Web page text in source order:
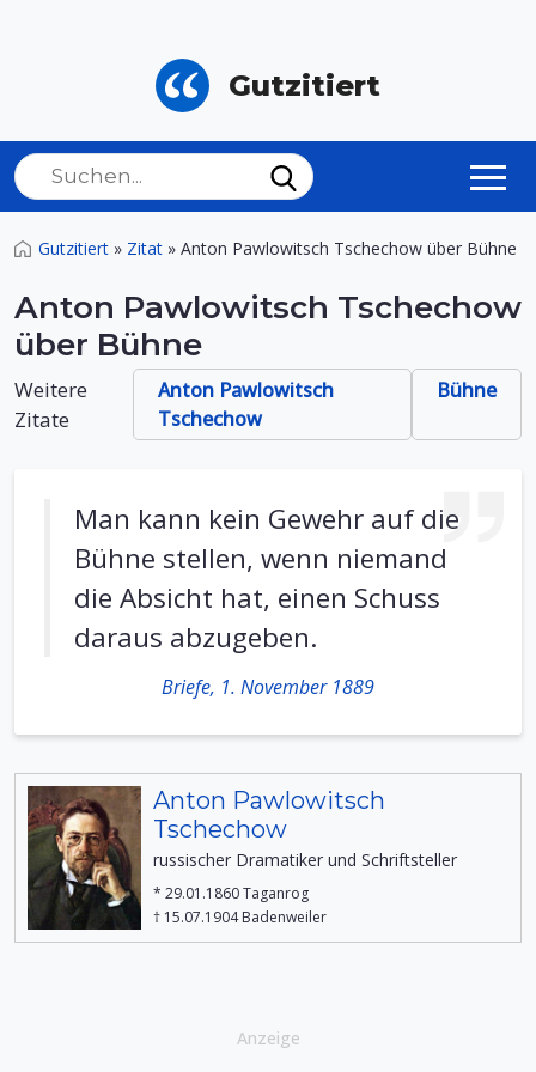
Gutzitiert
Gutzitiert » Zitat » Anton Pawlowitsch Tschechow über Bühne
Anton Pawlowitsch Tschechow
über Bühne
Weitere
Zitate
Anton Pawlowitsch
Tschechow
Bühne
Man kann kein Gewehr auf die
Bühne stellen, wenn niemand
die Absicht hat, einen Schuss
daraus abzugeben.
Briefe, 1. November 1889
Anton Pawlowitsch
Tschechow
russischer Dramatiker und Schriftsteller
* 29.01.1860 Taganrog
† 15.07.1904 Badenweiler
Anzeige